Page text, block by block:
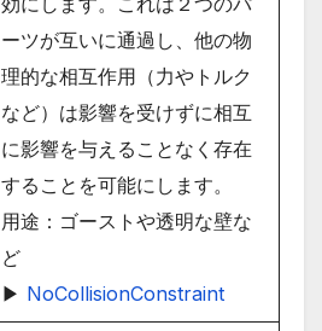
ーツが互いに通過し、他の物
理的な相互作用（力やトルク
など）は影響を受けずに相互
に影響を与えることなく存在
することを可能にします。
用途：ゴーストや透明な壁な
ど
▶ NoCollisionConstraint